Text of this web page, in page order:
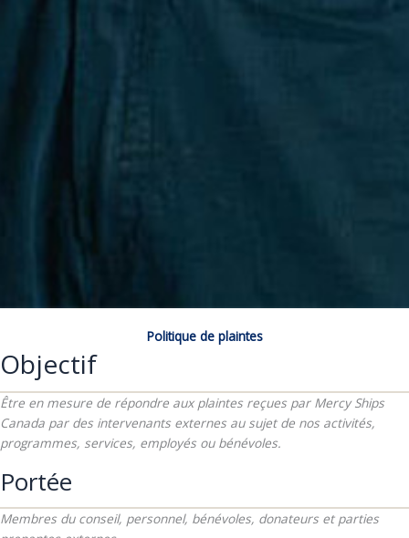
Politique de plaintes
Objectif
Être en mesure de répondre aux plaintes reçues par Mercy Ships
Canada par des intervenants externes au sujet de nos activités,
programmes, services, employés ou bénévoles.
Portée
Membres du conseil, personnel, bénévoles, donateurs et parties